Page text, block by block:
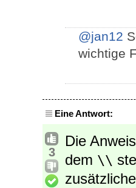
@jan12
wichtige
Eine Antwort:
3
Die
dem \\